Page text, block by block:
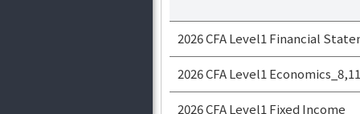
2026 CFA Level1 Financial
2026 CFA Level1
2026 CFA Level1 Fixed Income